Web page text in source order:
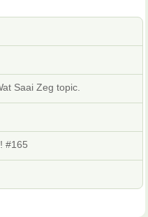
Saai Zeg topic.
#165